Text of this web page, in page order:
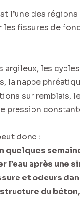
l’une des
les fissures de
argileux, les
la nappe
sur remblais,
pression
donc :
quelques
l’eau après une
et odeurs
du béton,